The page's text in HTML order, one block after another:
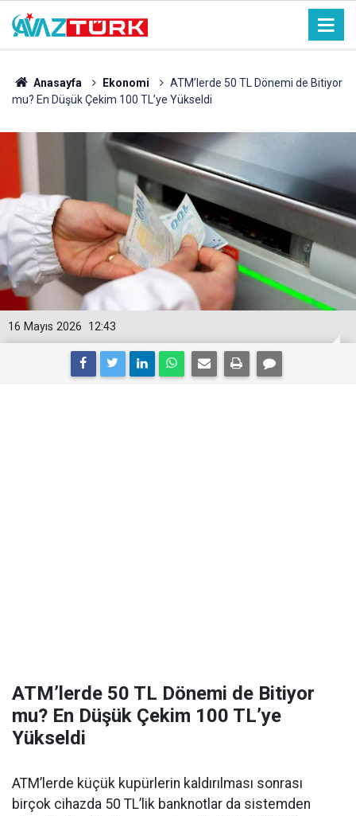
Anasayfa Ekonomi
ATM’lerde 50 TL Dönemi de Bitiyor
mu? En Düşük Çekim 100 TL’ye Yükseldi
12:43
16 Mayıs 2026
ATM’lerde 50 TL Dönemi de Bitiyor
mu? En Düşük Çekim 100 TL’ye
Yükseldi
ATM’lerde küçük kupürlerin kaldırılması sonrası
birçok cihazda 50 TL’lik banknotlar da sistemden